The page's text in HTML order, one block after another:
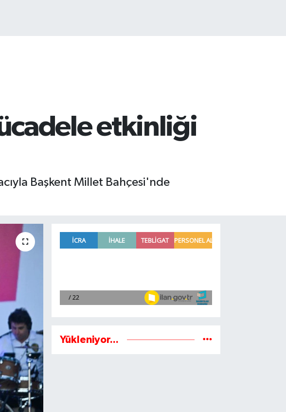
etkinliği
Başkent Millet Bahçesi'nde
Yükleniyor...